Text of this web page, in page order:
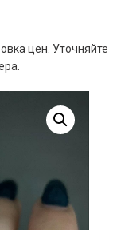
цен. Уточняйте